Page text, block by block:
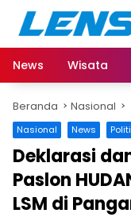
Langsung
konten
News
Wisata
Beranda Nasional
Nasional News
Deklarasi
Paslon
LSM di